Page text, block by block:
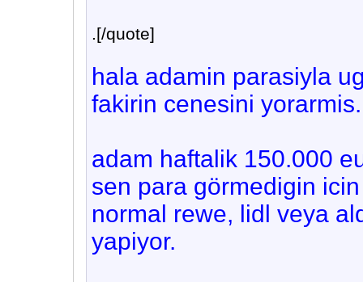
.[/quote]
hala adamin parasiyla
fakirin cenesini yorarmis.
adam haftalik 150.000
sen para görmedigin
normal rewe, lidl veya
yapiyor.